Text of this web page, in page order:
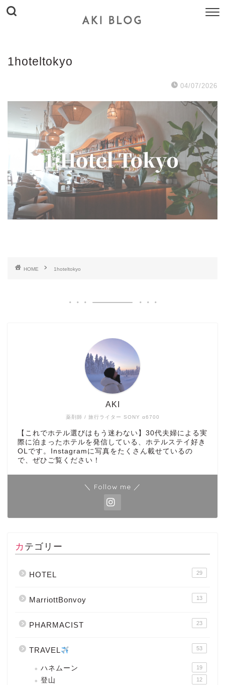
1hoteltokyo
04/07/2026
HOME 1hoteltokyo
薬剤師 / 旅行ライター SONY α6700
AKI
【これでホテル選びはもう迷わない】30代夫婦による実
際に泊まったホテルを発信している、ホテルステイ好き
OLです。Instagramに写真をたくさん載せているの
で、ぜひご覧ください！
＼ Follow me ／
カテゴリー
HOTEL 29
MarriottBonvoy 13
PHARMACIST 23
TRAVEL 53
ハネムーン 19
登山 12